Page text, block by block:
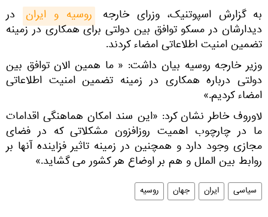
به گزارش اسپوتنیک، وزرای خارجه روسیه و ایران در
دیدارشان در مسکو توافق بین دولتی برای همکاری در زمینه
تضمین امنیت اطلاعاتی امضاء کردند.
وزیر خارجه روسیه بیان داشت: « ما همین الان توافق بین
دولتی درباره همکاری در زمینه تضمین امنیت اطلاعاتی
امضاء کردیم.»
لاوروف خاطر نشان کرد: «این سند امکان هماهنگی اقدامات
ما در چارچوب اهمیت روزافزون مشکلاتی که در فضای
مجازی وجود دارد و همچنین در زمینه تاثیر فزاینده آنها بر
روابط بین الملل و هم بر اوضاع هر کشور می گشاید.»
سیاسی ایران جهان روسیه